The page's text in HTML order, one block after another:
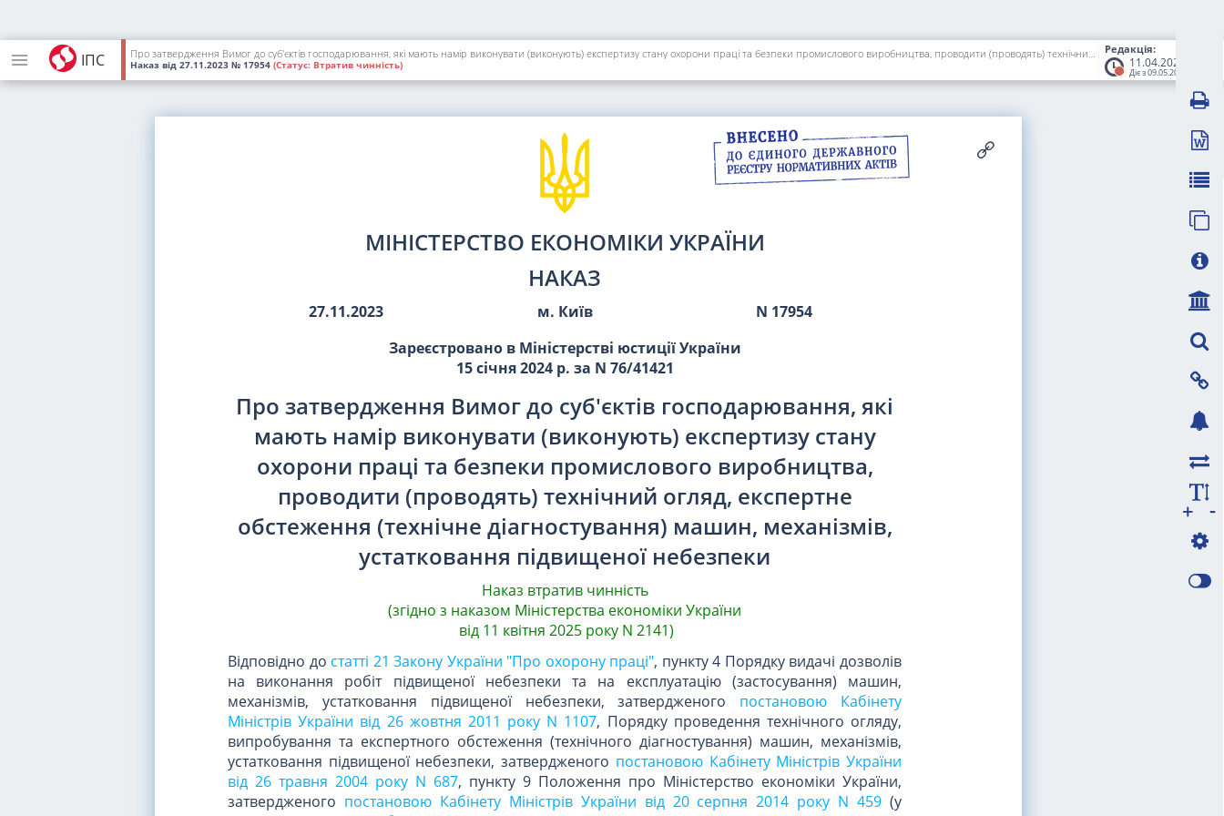
ІПС
Редакція:
11.04.2025
Діє з 09.05.2025
Про затвердження Вимог до суб'єктів господарювання, які мають намір виконувати (виконують) експертизу стану охорони праці та безпеки промислового виробництва, проводити (проводять) технічний огляд, експертне обстеження (технічне діагностування) машин, механізмів, устатковання підвищеної небезпеки
Наказ від 27.11.2023 № 17954 (Статус: Втратив чинність)
МІНІСТЕРСТВО ЕКОНОМІКИ УКРАЇНИ
НАКАЗ
27.11.2023 м. Київ
N 17954
Зареєстровано в Міністерстві юстиції України
15 січня 2024 р. за N 76/41421
Про затвердження Вимог до суб'єктів господарювання, які
мають намір виконувати (виконують) експертизу стану
охорони праці та безпеки промислового виробництва,
проводити (проводять) технічний огляд, експертне
обстеження (технічне діагностування) машин, механізмів,
устатковання підвищеної небезпеки
Наказ втратив чинність
(згідно з наказом Міністерства економіки України
від 11 квітня 2025 року N 2141)
Відповідно до статті 21 Закону України "Про охорону праці", пункту 4 Порядку видачі дозволів
на виконання робіт підвищеної небезпеки та на експлуатацію (застосування) машин,
механізмів, устатковання підвищеної небезпеки, затвердженого постановою Кабінету
Міністрів України від 26 жовтня 2011 року N 1107, Порядку проведення технічного огляду,
випробування та експертного обстеження (технічного діагностування) машин, механізмів,
устатковання підвищеної небезпеки, затвердженого постановою Кабінету Міністрів України
від 26 травня 2004 року N 687, пункту 9 Положення про Міністерство економіки України,
затвердженого постановою Кабінету Міністрів України від 20 серпня 2014 року N 459 (у
-
+